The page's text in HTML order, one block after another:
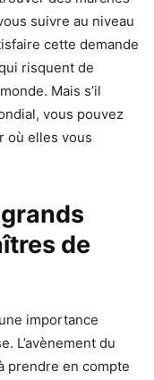
suivre au niveau
cette demande
risquent de
Mais s’il
vous pouvez
où elles vous
de
importance
L’avènement du
prendre en compte